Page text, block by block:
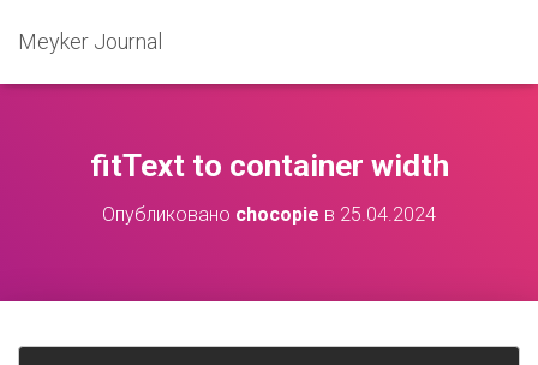
Meyker Journal
fitText to container width
Опубликовано chocopie в 25.04.2024